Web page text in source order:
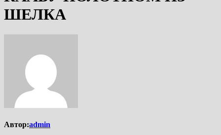
ШЕЛКА
Автор:admin